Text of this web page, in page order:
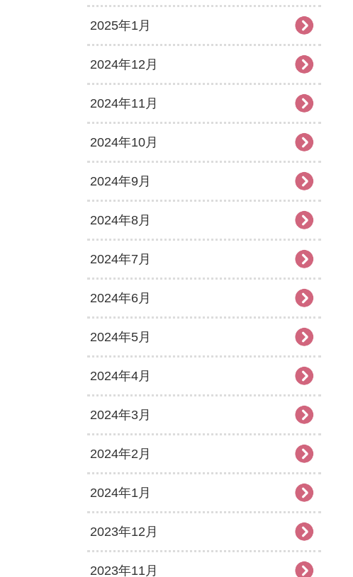
2025年1月
2024年12月
2024年11月
2024年10月
2024年9月
2024年8月
2024年7月
2024年6月
2024年5月
2024年4月
2024年3月
2024年2月
2024年1月
2023年12月
2023年11月